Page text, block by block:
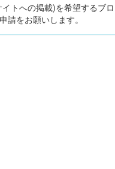
トへの掲載)を希望するブ
請をお願いします。